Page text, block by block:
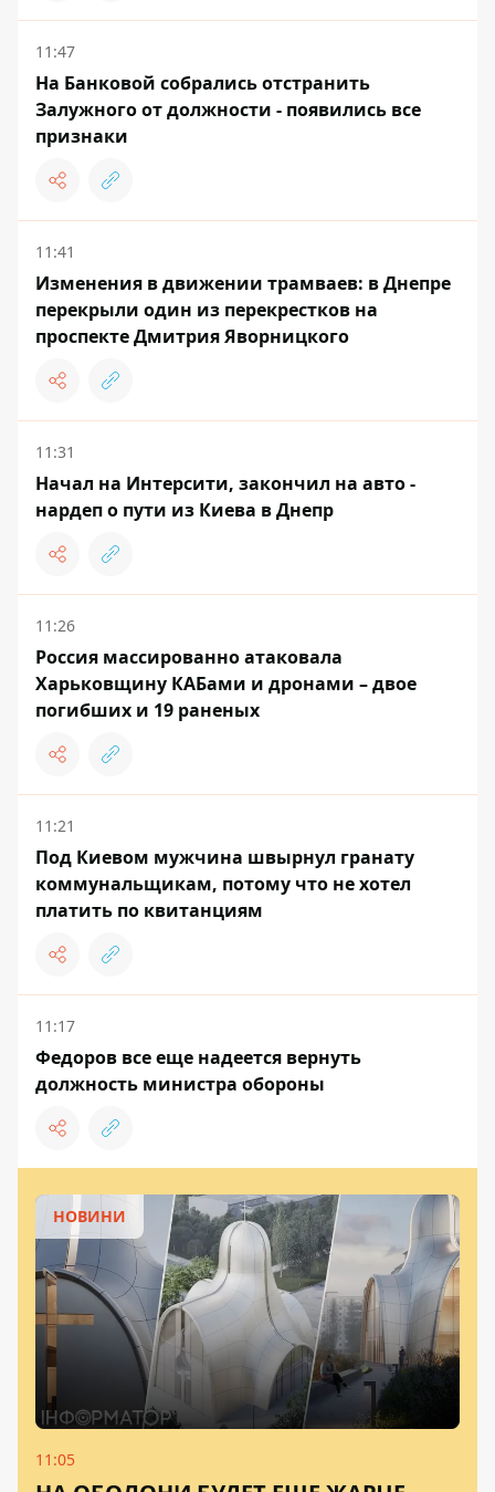
11:47
На Банковой собрались отстранить
Залужного от должности - появились все
признаки
11:41
Изменения в движении трамваев: в Днепре
перекрыли один из перекрестков на
проспекте Дмитрия Яворницкого
11:31
Начал на Интерсити, закончил на авто -
нардеп о пути из Киева в Днепр
11:26
Россия массированно атаковала
Харьковщину КАБами и дронами – двое
погибших и 19 раненых
11:21
Под Киевом мужчина швырнул гранату
коммунальщикам, потому что не хотел
платить по квитанциям
11:17
Федоров все еще надеется вернуть
должность министра обороны
НОВИНИ
11:05